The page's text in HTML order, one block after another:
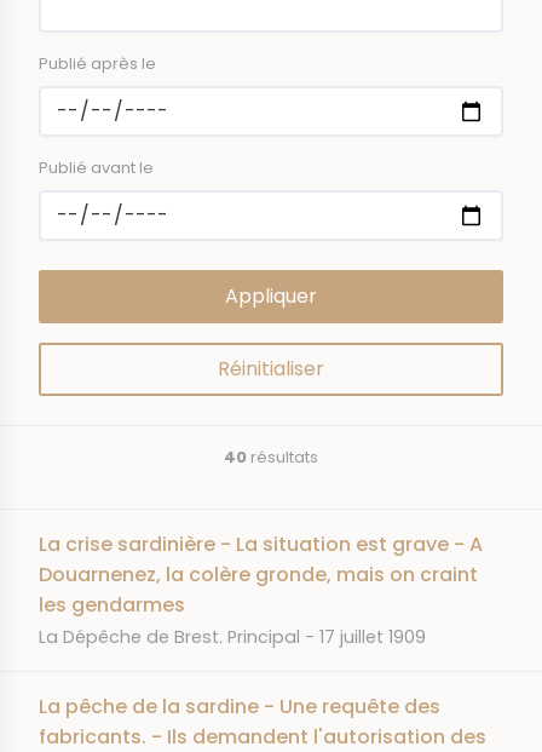
Publié après le
Publié avant le
40 résultats
La crise sardinière - La situation est grave - A
Douarnenez, la colère gronde, mais on craint
les gendarmes
JOURNAL
La Dépêche de Brest. Principal DATE
17 juillet 1909
La pêche de la sardine - Une requête des
fabricants. - Ils demandent l'autorisation des